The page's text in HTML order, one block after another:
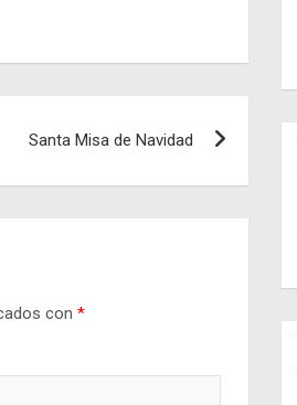
Santa Misa de Navidad
con *